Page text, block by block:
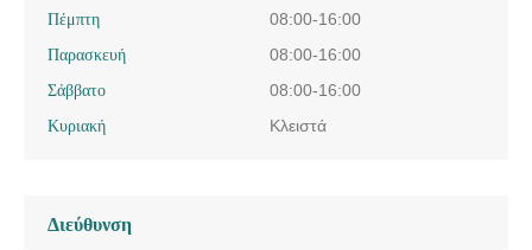
Πέμπτη
08:00-16:00
Παρασκευή
08:00-16:00
Σάββατο
08:00-16:00
Κυριακή
Κλειστά
Διεύθυνση